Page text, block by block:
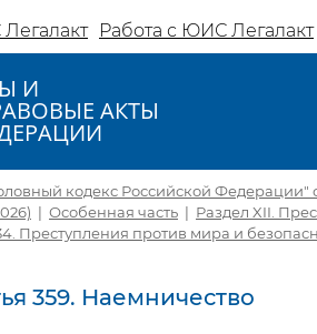
Работа с ЮИС Легалакт
И
АКТЫ
кодекс Российской Федерации"
| Особенная часть | Раздел XII.
Преступления против мира и
359. Наемничество